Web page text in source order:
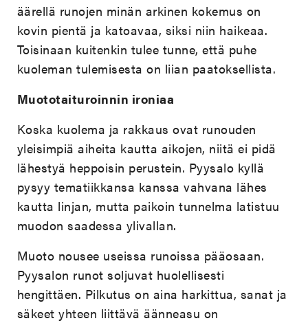
äärellä runojen minän arkinen kokemus on
kovin pientä ja katoavaa, siksi niin haikeaa.
Toisinaan kuitenkin tulee tunne, että puhe
kuoleman tulemisesta on liian paatoksellista.
Muototaituroinnin ironiaa
Koska kuolema ja rakkaus ovat runouden
yleisimpiä aiheita kautta aikojen, niitä ei pidä
lähestyä heppoisin perustein. Pyysalo kyllä
pysyy tematiikkansa kanssa vahvana lähes
kautta linjan, mutta paikoin tunnelma latistuu
muodon saadessa ylivallan.
Muoto nousee useissa runoissa pääosaan.
Pyysalon runot soljuvat huolellisesti
hengittäen. Pilkutus on aina harkittua, sanat ja
säkeet yhteen liittävä äänneasu on